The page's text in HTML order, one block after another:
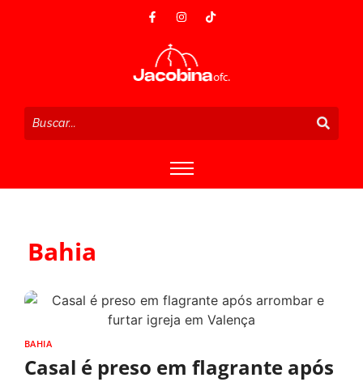
Bahia
BAHIA
Casal é preso em flagrante após